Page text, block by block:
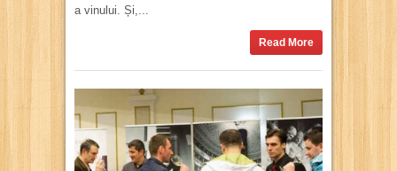
a vinului. Și,...
Read More